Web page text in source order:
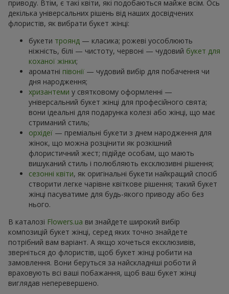
приводу. Втім, є такі квіти, які подобаються майже всім. Ось
декілька універсальних рішень від наших досвідчених
флористів, як вибрати букет жінці:
букети троянд — класика; рожеві уособлюють
ніжність, білі — чистоту, червоні — чудовий букет для
коханої жінки;
ароматні півонії — чудовий вибір для побачення чи
дня народження;
хризантеми у святковому оформленні —
універсальний букет жінці для професійного свята;
вони ідеальні для подарунка колезі або жінці, що має
стриманий стиль;
орхідеї — преміальні букети з днем народження для
жінок, що можна розцінити як розкішний
флористичний жест; підійде особам, що мають
вишуканий стиль і полюбляють ексклюзивні рішення;
сезонні квіти, як оригінальні букети найкращий спосіб
створити легке чарівне квіткове рішення; такий букет
жінці пасуватиме для будь-якого приводу або без
нього.
В каталозі Flowers.ua ви знайдете широкий вибір
композицій букет жінці, серед яких точно знайдете
потрібний вам варіант. А якщо хочеться ексклюзивів,
зверніться до флористів, щоб букет жінці робити на
замовлення. Вони беруться за найскладніші роботи й
враховують всі ваші побажання, щоб ваш букет жінці
виглядав неперевершено.